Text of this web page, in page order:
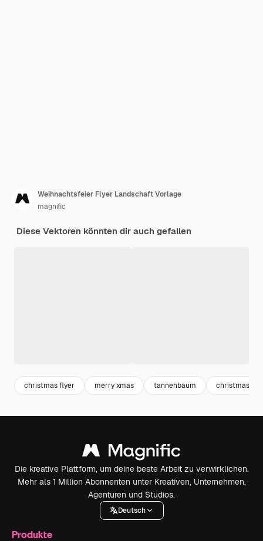
Weihnachtsfeier Flyer Landschaft Vorlage
magnific
Diese Vektoren könnten dir auch gefallen
christmas flyer merry xmas tannenbaum christmas
Die kreative Plattform, um deine beste Arbeit zu verwirklichen.
Mehr als 1 Million Abonnenten unter Kreativen, Unternehmen,
Agenturen und Studios.
Deutsch
Produkte